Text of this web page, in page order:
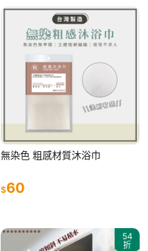
無染色 粗感材質沐浴巾
$60
54
折